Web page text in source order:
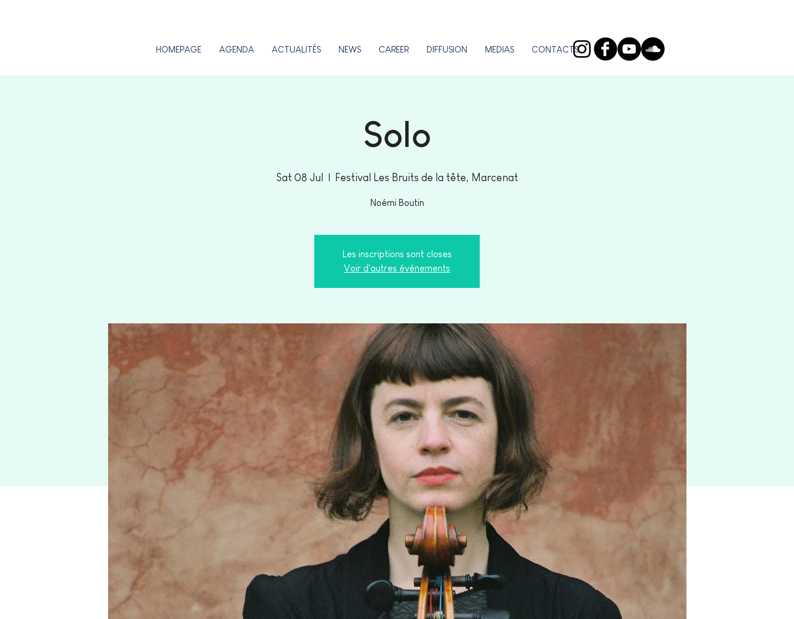
HOMEPAGE AGENDA ACTUALITÉS NEWS CAREER DIFFUSION MEDIAS CONTACTS
Solo
Sat 08 Jul Festival Les Bruits de la tête, Marcenat
Noémi Boutin
Les inscriptions sont closes
Voir d'autres événements